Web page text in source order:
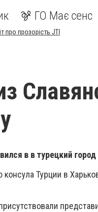
ГО Має сенс
про прозорість JTI
в в турецкий
консула Турции в